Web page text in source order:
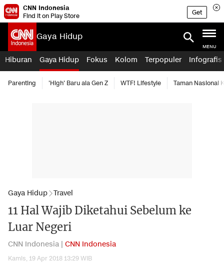
CNN Indonesia
Find it on Play Store
Get
Gaya Hidup
MENU
Hiburan Gaya Hidup Fokus Kolom Terpopuler Infografis
Parenting 'High' Baru ala Gen Z WTF! Lifestyle Taman Nasional
Gaya Hidup Travel
11 Hal Wajib Diketahui Sebelum ke
Luar Negeri
CNN Indonesia | CNN Indonesia
Kamis, 19 Apr 2018 13:29 WIB